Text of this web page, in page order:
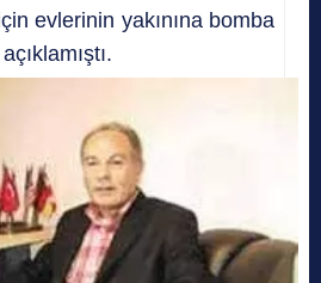
evlerinin yakınına bomba
açıklamıştı.